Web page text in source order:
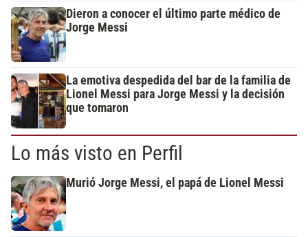
Dieron a conocer el último parte médico de
Jorge Messi
La emotiva despedida del bar de la familia de
Lionel Messi para Jorge Messi y la decisión
que tomaron
Lo más visto en Perfil
Murió Jorge Messi, el papá de Lionel Messi